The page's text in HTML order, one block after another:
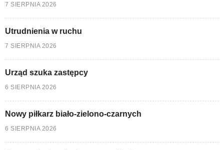
7 SIERPNIA 2026
Utrudnienia w ruchu
7 SIERPNIA 2026
Urząd szuka zastępcy
6 SIERPNIA 2026
Nowy piłkarz biało-zielono-czarnych
6 SIERPNIA 2026